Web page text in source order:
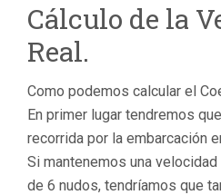
Cálculo de la
Real.
Como podemos calcular el
En primer lugar tendremos
recorrida por la embarcación
Si mantenemos una
de 6 nudos, tendríamos que